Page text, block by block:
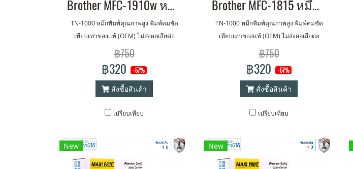
Brother MFC-1910w หมึกเครื่องปริ้น พิมพ์คมชัด รับประกัน 1 ปี!
TN-1000 หมึกพิมพ์คุณภาพสูง พิมพ์คมชัด
เทียบเท่าของเเท้ (OEM) ไม่ส่งผลเสียต่อ
เครื่องปริ้นเตอร์ รับประกัน 1 ปี
฿750
฿320 -57%
สั่งซื้อสินค้า
เปรียบเทียบ
Brother MFC-1815 หมึกเครื่องปริ้น พิมพ์คมชัด รับประกัน 1 ปี!
TN-1000 หมึกพิมพ์คุณภาพสูง พิมพ์คมชัด
เทียบเท่าของเเท้ (OEM) ไม่ส่งผลเสียต่อ
เครื่องปริ้นเตอร์ รับประกัน 1 ปี
฿750
฿320 -57%
สั่งซื้อสินค้า
เปรียบเทียบ
New New